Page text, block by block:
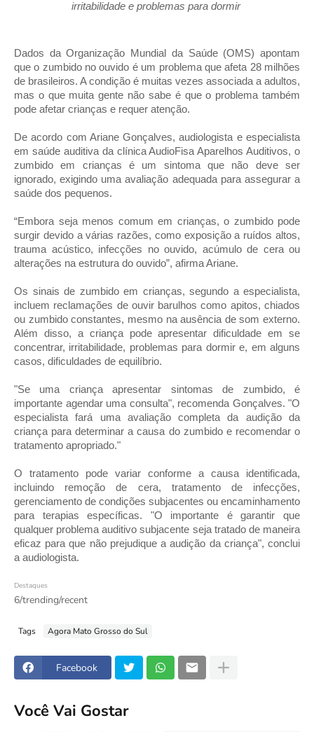
irritabilidade e problemas para dormir
Dados da Organização Mundial da Saúde (OMS) apontam
que o zumbido no ouvido é um problema que afeta 28 milhões
de brasileiros. A condição é muitas vezes associada a adultos,
mas o que muita gente não sabe é que o problema também
pode afetar crianças e requer atenção.
De acordo com Ariane Gonçalves, audiologista e especialista
em saúde auditiva da clínica AudioFisa Aparelhos Auditivos, o
zumbido em crianças é um sintoma que não deve ser
ignorado, exigindo uma avaliação adequada para assegurar a
saúde dos pequenos.
“Embora seja menos comum em crianças, o zumbido pode
surgir devido a várias razões, como exposição a ruídos altos,
trauma acústico, infecções no ouvido, acúmulo de cera ou
alterações na estrutura do ouvido”, afirma Ariane.
Os sinais de zumbido em crianças, segundo a especialista,
incluem reclamações de ouvir barulhos como apitos, chiados
ou zumbido constantes, mesmo na ausência de som externo.
Além disso, a criança pode apresentar dificuldade em se
concentrar, irritabilidade, problemas para dormir e, em alguns
casos, dificuldades de equilíbrio.
"Se uma criança apresentar sintomas de zumbido, é
importante agendar uma consulta", recomenda Gonçalves. "O
especialista fará uma avaliação completa da audição da
criança para determinar a causa do zumbido e recomendar o
tratamento apropriado."
O tratamento pode variar conforme a causa identificada,
incluindo remoção de cera, tratamento de infecções,
gerenciamento de condições subjacentes ou encaminhamento
para terapias específicas. "O importante é garantir que
qualquer problema auditivo subjacente seja tratado de maneira
eficaz para que não prejudique a audição da criança", conclui
a audiologista.
Destaques
6/trending/recent
Tags Agora Mato Grosso do Sul
Facebook
Você Vai Gostar